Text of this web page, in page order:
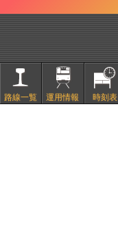
路線一覧 運用情報 時刻表